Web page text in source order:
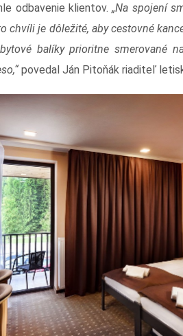
odbavenie klientov. „Na spojení
chvíli je dôležité, aby cestovné
balíky prioritne smerované
povedal Ján Pitoňák riaditeľ